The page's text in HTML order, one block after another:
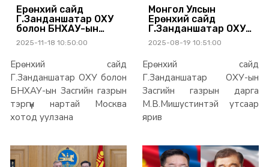
Ерөнхий сайд
Г.Занданшатар ОХУ
болон БНХАУ-ын
Засгийн газрын
тэргүүн нартай Москва
хотод уулзана
2025-11-18 10:50:00
Ерөнхий сайд
Г.Занданшатар ОХУ болон
БНХАУ-ын Засгийн газрын
тэргүүн нартай Москва
хотод уулзана
Монгол Улсын
Ерөнхий сайд
Г.Занданшатар ОХУ-
ын Засгийн газрын
дарга
М.В.Мишустинтэй
утсаар ярив
2025-08-19 10:51:00
Ерөнхий сайд
Г.Занданшатар ОХУ-ын
Засгийн газрын дарга
М.В.Мишустинтэй утсаар
ярив